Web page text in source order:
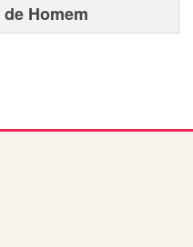
Homem